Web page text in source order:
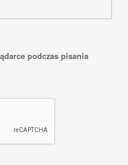
podczas pisania